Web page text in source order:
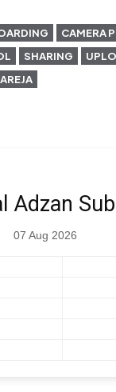
CAMERA
SHARING
Adzan
07 Aug 2026